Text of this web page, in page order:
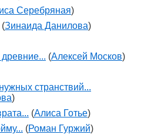
Серебряная)
(Зинаида Данилова)
древние... (Алексей Москов)
странствий...
)
(Алиса Готье)
(Роман Гуржий)